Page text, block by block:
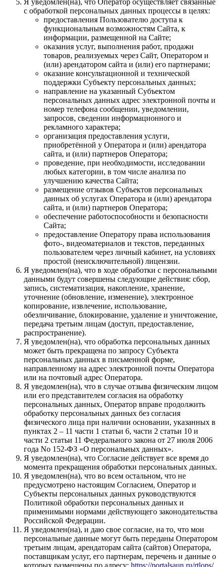
с обработкой персональных данных процессы в целях:
предоставления Пользователю доступа к
функциональным возможностям Сайта, к
информации, размещенной на Сайте;
оказания услуг, выполнения работ, продажи
товаров, реализуемых через Сайт, Оператором и
(или) арендатором сайта и (или) его партнерами;
оказание консультационной и технической
поддержки Субъекту персональных данных;
направление на указанный Субъектом
персональных данных адрес электронной почты и
номер телефона сообщении, уведомлении,
запросов, сведении информационного и
рекламного характера;
организация предоставления услуги,
приобретённой у Оператора и (или) арендатора
сайта, и (или) партнеров Оператора;
проведение, при необходимости, исследовании
любых категории, в том числе анализа по
улучшению качества Сайта;
размещение отзывов Субъектов персональных
данных об услугах Оператора и (или) арендатора
сайта, и (или) партнеров Оператора;
обеспечение работоспособности и безопасности
Сайта;
предоставление Оператору права использования
фото-, видеоматериалов и текстов, переданных
пользователем через личный кабинет, на условиях
простой (неисключительной) лицензии.
Я уведомлен(на), что в ходе обработки с персональными
данными будут совершены следующие действия: сбор,
запись, систематизация, накопление, хранение,
уточнение (обновление, изменение), электронное
копирование, извлечение, использование,
обезличивание, блокирование, удаление и уничтожение,
передача третьим лицам (доступ, предоставление,
распространение).
Я уведомлен(на), что обработка персональных данных
может быть прекращена по запросу Субъекта
персональных данных в письменной форме,
направленному на адрес электронной почты Оператора
или на почтовый адрес Оператора.
Я уведомлен(на), что в случае отзыва физическим лицом
или его представителем согласия на обработку
персональных данных, Оператор вправе продолжить
обработку персональных данных без согласия
физического лица при наличии основании, указанных в
пунктах 2 – 11 части 1 статьи 6, части 2 статьи 10 и
части 2 статьи 11 Федерального закона от 27 июля 2006
года No 152-ФЗ «О персональных данных».
Я уведомлен(на), что Согласие действует все время до
момента прекращения обработки персональных данных.
Я уведомлен(на), что во всем остальном, что не
предусмотрено настоящим Согласием, Оператор и
Субъекты персональных данных руководствуются
Политикой обработки персональных данных и
применимыми нормами действующего законодательства
Российской Федерации.
Я уведомлен(на), и даю свое согласие, на то, что мои
персональные данные могут быть переданы Оператором
третьим лицам, арендаторам сайта (сайтов) Оператора,
поставщикам услуг, его партнерам, перечень и данные о
которых размещены по адресу: https://portalsaun.ru/rtlops/,